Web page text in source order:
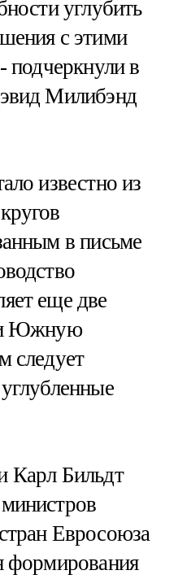
углубить
с этими
подчеркнули в
Милибэнд
известно из
в письме
еще две
и Южную
следует
Карл Бильдт
Евросоюза
формирования